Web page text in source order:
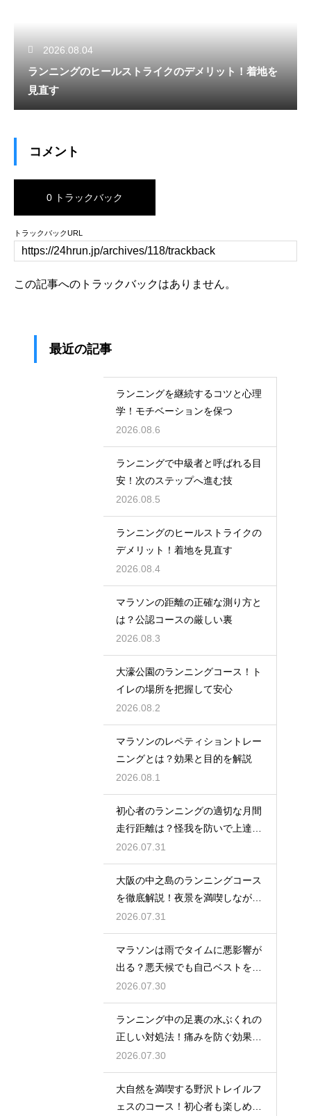
2026.08.04
ランニングのヒールストライクのデメリット！着地を
見直す
コメント
0 トラックバック
トラックバックURL
この記事へのトラックバックはありません。
最近の記事
ランニングを継続するコツと心理
学！モチベーションを保つ
2026.08.6
ランニングで中級者と呼ばれる目
安！次のステップへ進む技
2026.08.5
ランニングのヒールストライクの
デメリット！着地を見直す
2026.08.4
マラソンの距離の正確な測り方と
は？公認コースの厳しい裏
2026.08.3
大濠公園のランニングコース！ト
イレの場所を把握して安心
2026.08.2
マラソンのレペティショントレー
ニングとは？効果と目的を解説
2026.08.1
初心者のランニングの適切な月間
走行距離は？怪我を防いで上達す
るコツ
2026.07.31
大阪の中之島のランニングコース
を徹底解説！夜景を満喫しながら
走る
2026.07.31
マラソンは雨でタイムに悪影響が
出る？悪天候でも自己ベストを狙
う対策
2026.07.30
ランニング中の足裏の水ぶくれの
正しい対処法！痛みを防ぐ効果的
なケア
2026.07.30
大自然を満喫する野沢トレイルフ
ェスのコース！初心者も楽しめる